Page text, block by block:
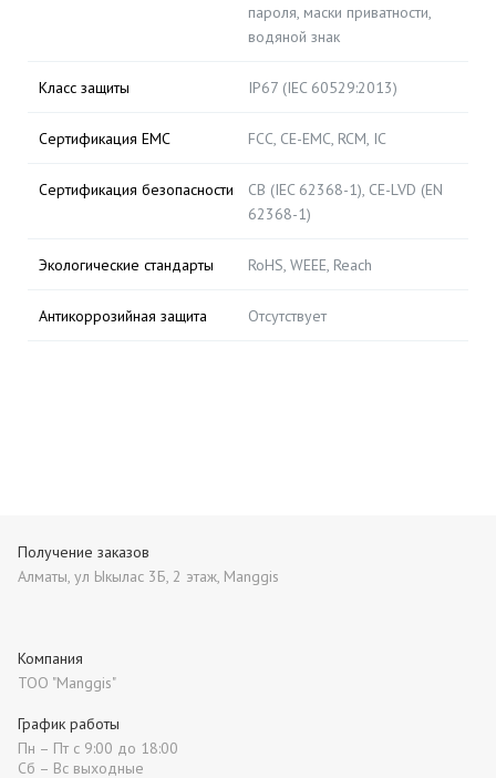
пароля, маски приватности,
водяной знак
Класс защиты IP67 (IEC 60529:2013)
Сертификация EMC FCC, CE-EMC, RCM, IC
Сертификация безопасности
CB (IEC 62368-1), CE-LVD (EN
62368-1)
Экологические стандарты RoHS, WEEE, Reach
Антикоррозийная защита Отсутствует
Получение заказов
Алматы, ул Ыкылас 3Б, 2 этаж, Manggis
Компания
ТОО "Manggis"
График работы
Пн – Пт с 9:00 до 18:00
Сб – Вс выходные